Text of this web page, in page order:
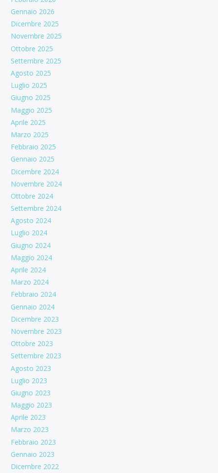
Gennaio 2026
Dicembre 2025
Novembre 2025
Ottobre 2025
Settembre 2025
Agosto 2025
Luglio 2025
Giugno 2025
Maggio 2025
Aprile 2025
Marzo 2025
Febbraio 2025
Gennaio 2025
Dicembre 2024
Novembre 2024
Ottobre 2024
Settembre 2024
Agosto 2024
Luglio 2024
Giugno 2024
Maggio 2024
Aprile 2024
Marzo 2024
Febbraio 2024
Gennaio 2024
Dicembre 2023
Novembre 2023
Ottobre 2023
Settembre 2023
Agosto 2023
Luglio 2023
Giugno 2023
Maggio 2023
Aprile 2023
Marzo 2023
Febbraio 2023
Gennaio 2023
Dicembre 2022